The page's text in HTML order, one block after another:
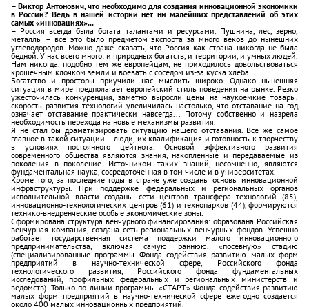
– Виктор Антонович, что необходимо для создания инновационной экономики
в России? Ведь в нашей истории нет ни малейших представлений об этих
самых «инновациях»...
– Россия всегда была богата талантами и ресурсами. Пушнина, лес, зерно,
металлы – все это было предметом экспорта за много веков до нынешних
углеводородов. Можно даже сказать, что Россия как страна никогда не была
бедной. У нас всего много: и природных богатств, и территории, и умных людей.
Нам никогда, подобно тем же европейцам, не приходилось довольствоваться
крошечным клочком земли и воевать с соседом из-за куска хлеба.
Богатство и просторы приучили нас мыслить широко. Однако нынешняя
ситуация в мире предполагает европейский стиль поведения на рынке. Резко
ужесточилась конкуренция, заметно выросли цены на наукоемкие товары,
скорость развития технологий увеличилась настолько, что отставание на год
означает отставание практически навсегда... Потому собственно и назрела
необходимость перехода на новые механизмы развития.
Я не стал бы драматизировать ситуацию нашего отставания. Все же самое
главное в такой ситуации – люди, их квалификация и готовность к творчеству
в условиях постоянного цейтнота. Основой эффективного развития
современного общества являются знания, накопленные и передаваемые из
поколения в поколение. Источником таких знаний, несомненно, являются
фундаментальная наука, сосредоточенная в том числе и в университетах.
Кроме того, за последние годы в стране уже созданы основы инновационной
инфраструктуры. При поддержке федеральных и региональных органов
исполнительной власти созданы сети центров трансфера технологий (85),
инновационно-технологических центров (61) и технопарков (44), формируются
технико-внедренческие особые экономические зоны.
Сформирована структура венчурного финансирования: образована Российская
венчурная компания, создана сеть региональных венчурных фондов. Успешно
работает государственная система поддержки малого инновационного
предпринимательства, включая самую раннюю, «посевную» стадию
(специализированные программы Фонда содействия развитию малых форм
предприятий в научно-технической сфере, Российского фонда
технологического развития, Российского фонда фундаментальных
исследований, профильных федеральных и региональных министерств и
ведомств). Только по линии программы «СТАРТ» Фонда содействия развитию
малых форм предприятий в научно-технической сфере ежегодно создается
около 400 малых инновационных предприятий.